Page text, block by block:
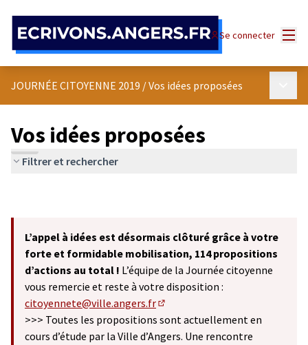
Se connecter
JOURNÉE CITOYENNE 2019 /Vos idées proposées
Vos idées proposées
Filtrer et rechercher
L’appel à idées est désormais clôturé grâce à votre
forte et formidable mobilisation, 114 propositions
d’actions au total ! L’équipe de la Journée citoyenne
vous remercie et reste à votre disposition :
citoyennete@ville.angers.fr
(S'ouvre dans un nouvel onglet)
>>> Toutes les propositions sont actuellement en
cours d’étude par la Ville d’Angers. Une rencontre